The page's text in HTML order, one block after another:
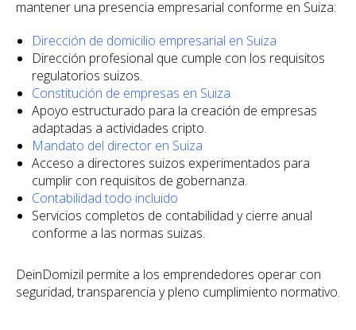
mantener una presencia empresarial conforme en Suiza:
Dirección de domicilio empresarial en Suiza
Dirección profesional que cumple con los requisitos
regulatorios suizos.
Constitución de empresas en Suiza
Apoyo estructurado para la creación de empresas
adaptadas a actividades cripto.
Mandato del director en Suiza
Acceso a directores suizos experimentados para
cumplir con requisitos de gobernanza.
Contabilidad todo incluido
Servicios completos de contabilidad y cierre anual
conforme a las normas suizas.
DeinDomizil permite a los emprendedores operar con
seguridad, transparencia y pleno cumplimiento normativo.